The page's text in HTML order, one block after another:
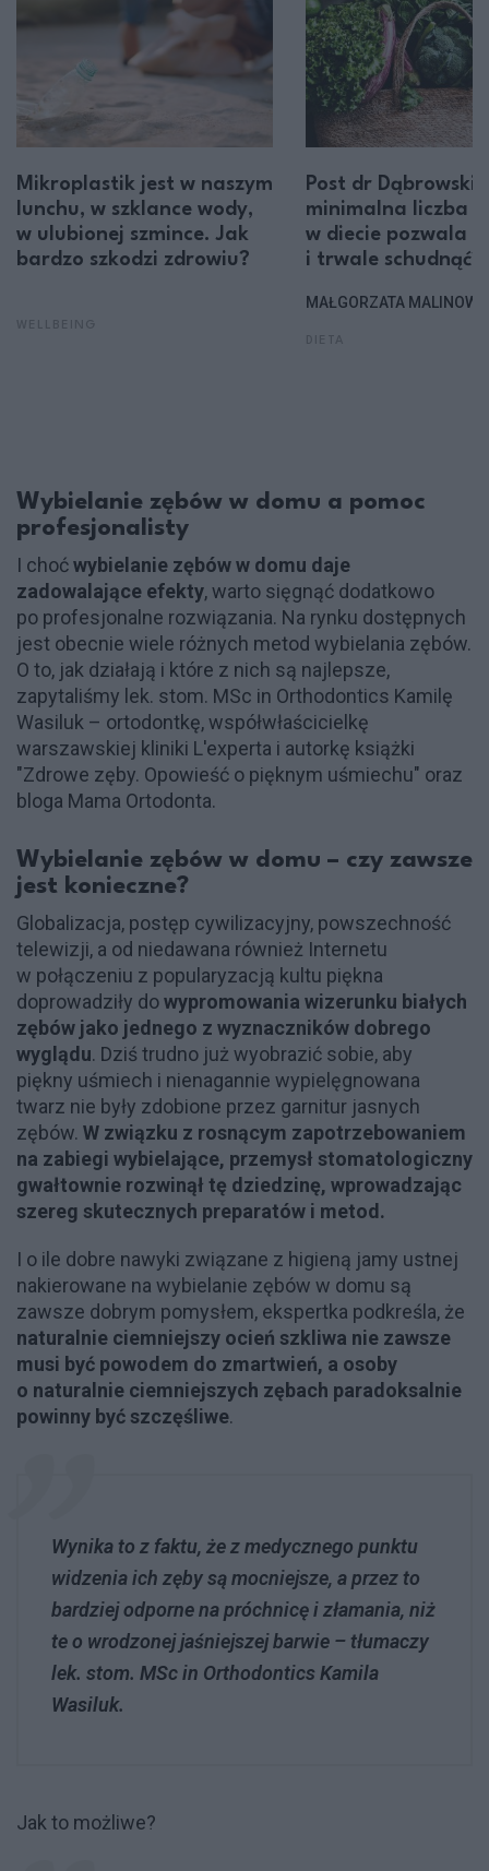
Mikroplastik jest w naszym
lunchu, w szklance wody,
w ulubionej szmince. Jak
bardzo szkodzi zdrowiu?
Post dr
minimalna liczba
w diecie pozwala
i trwale schudnąć?
MAŁGORZATA
Wybielanie zębów w domu a pomoc
profesjonalisty
I choćwybielanie zębów w domu daje
zadowalające efekty, warto sięgnąć dodatkowo
po profesjonalne rozwiązania. Na rynku dostępnych
jest obecnie wiele różnych metod wybielania zębów.
O to, jak działają i które z nich są najlepsze,
zapytaliśmy lek. stom. MSc in Orthodontics Kamilę
Wasiluk – ortodontkę, współwłaścicielkę
warszawskiej kliniki L'experta i autorkę książki
"Zdrowe zęby. Opowieść o pięknym uśmiechu" oraz
bloga Mama Ortodonta.
Wybielanie zębów w domu – czy zawsze
jest konieczne?
Globalizacja, postęp cywilizacyjny, powszechność
telewizji, a od niedawana również Internetu
w połączeniu z popularyzacją kultu piękna
doprowadziły dowypromowania wizerunku białych
zębów jako jednego z wyznaczników dobrego
wyglądu. Dziś trudno już wyobrazić sobie, aby
piękny uśmiech i nienagannie wypielęgnowana
twarz nie były zdobione przez garnitur jasnych
zębów. W związku z rosnącym zapotrzebowaniem
na zabiegi wybielające, przemysł stomatologiczny
gwałtownie rozwinął tę dziedzinę, wprowadzając
szereg skutecznych preparatów i metod.
I o ile dobre nawyki związane z higieną jamy ustnej
nakierowane na wybielanie zębów w domu są
zawsze dobrym pomysłem, ekspertka podkreśla, że
naturalnie ciemniejszy ocień szkliwa nie zawsze
musi być powodem do zmartwień, a osoby
o naturalnie ciemniejszych zębach paradoksalnie
powinny być szczęśliwe.
Wynika to z faktu, że z medycznego punktu
widzenia ich zęby są mocniejsze, a przez to
bardziej odporne na próchnicę i złamania, niż
te o wrodzonej jaśniejszej barwie – tłumaczy
lek. stom. MSc in Orthodontics Kamila
Wasiluk.
Jak to możliwe?